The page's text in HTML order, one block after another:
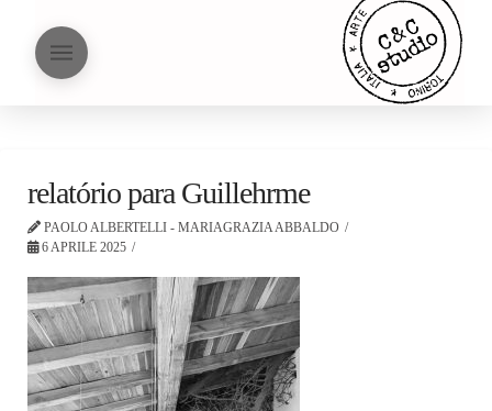
relatório para Guillehrme
PAOLO ALBERTELLI - MARIAGRAZIA ABBALDO
6 APRILE 2025